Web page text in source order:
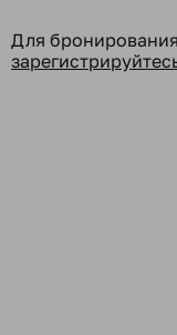
Для